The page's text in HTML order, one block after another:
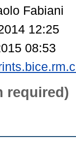
Fabiani
12:25
08:53
required)